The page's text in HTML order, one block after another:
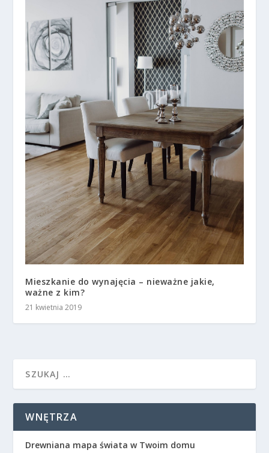
Mieszkanie do wynajęcia – nieważne jakie,
ważne z kim?
21 kwietnia 2019
WNĘTRZA
Drewniana mapa świata w Twoim domu